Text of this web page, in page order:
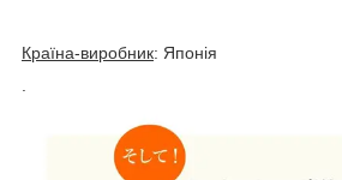
Країна-виробник: Японія